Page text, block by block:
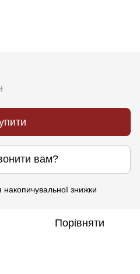
вам?
знижки
Порівняти